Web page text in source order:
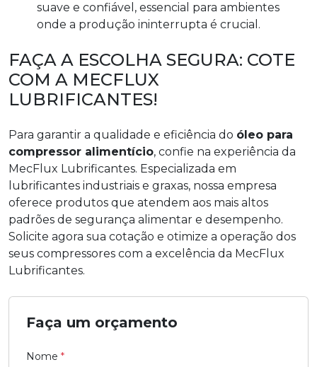
suave e confiável, essencial para ambientes
onde a produção ininterrupta é crucial.
FAÇA A ESCOLHA SEGURA: COTE
COM A MECFLUX
LUBRIFICANTES!
Para garantir a qualidade e eficiência do óleo para
compressor alimentício, confie na experiência da
MecFlux Lubrificantes. Especializada em
lubrificantes industriais e graxas, nossa empresa
oferece produtos que atendem aos mais altos
padrões de segurança alimentar e desempenho.
Solicite agora sua cotação e otimize a operação dos
seus compressores com a excelência da MecFlux
Lubrificantes.
Faça um orçamento
Nome *